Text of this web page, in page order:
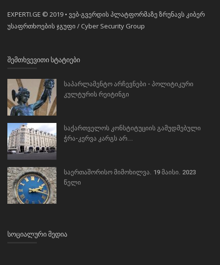
EXPERTI.GE © 2019 • ვებ-გვერდის პლატფორმაზე ზრუნავს კიბერ
უსაფრთხოების ჯგუფი / Cyber Security Group
ᲨᲔᲛᲗᲮᲕᲔᲕᲘᲗᲘ ᲡᲢᲐᲢᲘᲔᲑᲘ
საპარლამენტო არჩევნები - პოლიტიკური
კულტურის რეიტინგი
საქართველოს კონსტიტუციის გამუდმებული
ჭრა-კერვა კარგს არ...
საერთაშორისო მიმოხილვა. 19 მაისი. 2023
წელი
ᲡᲝᲪᲘᲐᲚᲣᲠᲘ ᲛᲔᲓᲘᲐ